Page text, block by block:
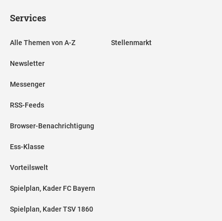
Services
Alle Themen von A-Z
Newsletter
Messenger
RSS-Feeds
Browser-Benachrichtigung
Ess-Klasse
Vorteilswelt
Spielplan, Kader FC Bayern
Spielplan, Kader TSV 1860
Stellenmarkt